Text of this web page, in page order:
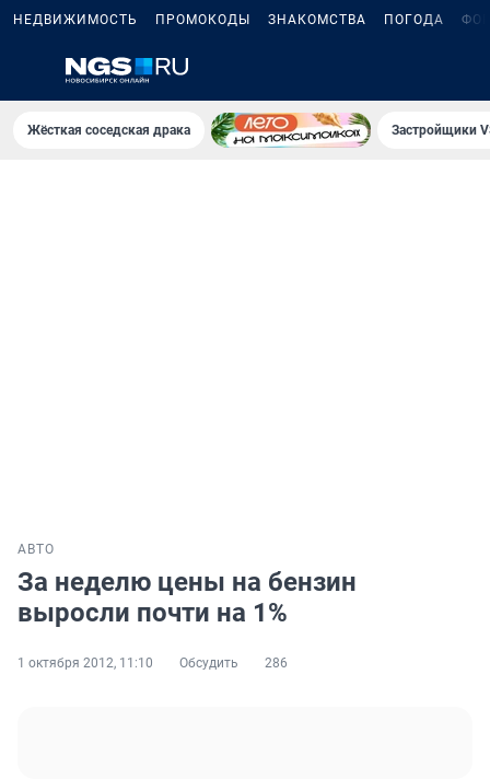
НЕДВИЖИМОСТЬ ПРОМОКОДЫ ЗНАКОМСТВА ПОГОДА
Жёсткая соседская драка Застройщики
АВТО
За неделю цены на бензин
выросли почти на 1%
1 октября 2012, 11:10 Обсудить 286